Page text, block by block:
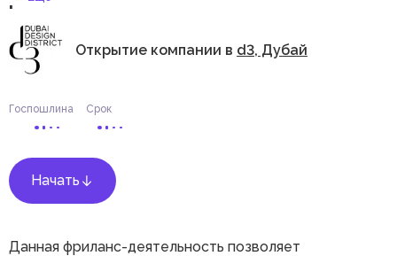
Открытие компании в d3, Дубай
Госпошлина Срок
Начать
Данная фриланс-деятельность позволяет